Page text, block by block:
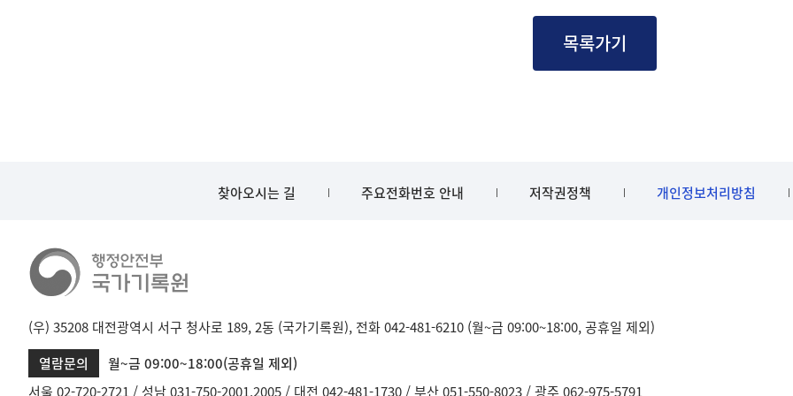
목록가기
찾아오시는 길 주요전화번호 안내 저작권정책 개인정보처리방침
(우) 35208 대전광역시 서구 청사로 189, 2동 (국가기록원), 전화 042-481-6210 (월~금 09:00~18:00, 공휴일 제외)
열람문의
월~금 09:00~18:00(공휴일 제외)
서울 02-720-2721
성남 031-750-2001,2005 대전 042-481-1730 부산 051-550-8023 광주 062-975-5791